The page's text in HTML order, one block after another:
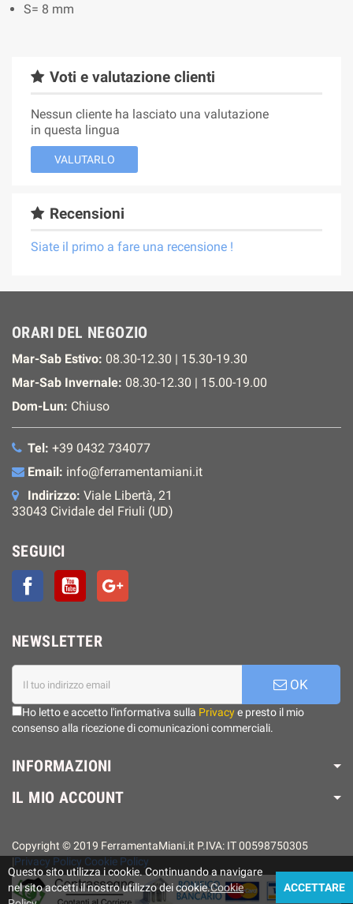
S= 8 mm
Voti e valutazione clienti
Nessun cliente ha lasciato una valutazione
in questa lingua
VALUTARLO
Recensioni
Siate il primo a fare una recensione !
ORARI DEL NEGOZIO
Mar-Sab Estivo: 08.30-12.30 | 15.30-19.30
Mar-Sab Invernale: 08.30-12.30 | 15.00-19.00
Dom-Lun: Chiuso
Tel: +39 0432 734077
Email: info@ferramentamiani.it
Indirizzo: Viale Libertà, 21
33043 Cividale del Friuli (UD)
SEGUICI
FacebookYouTube
NEWSLETTER
OK
Ho letto e accetto l'informativa sulla Privacye presto il mio
consenso alla ricezione di comunicazioni commerciali.
INFORMAZIONI
IL MIO ACCOUNT
Copyright © 2019 FerramentaMiani.it P.IVA: IT 00598750305
|Privacy Policy Cookie Policy
Questo sito utilizza i cookie. Continuando a navigare
nel sito accetti il ​​nostro utilizzo dei cookie.Cookie
ACCETTARE